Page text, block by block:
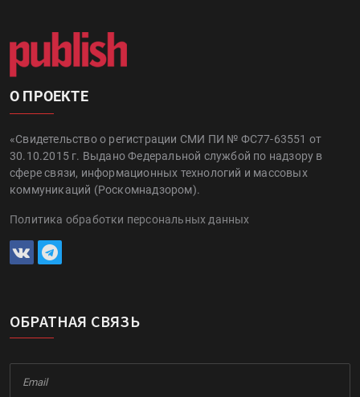
О ПРОЕКТЕ
«Свидетельство о регистрации СМИ ПИ № ФС77-63551 от
30.10.2015 г. Выдано Федеральной службой по надзору в
сфере связи, информационных технологий и массовых
коммуникаций (Роскомнадзором).
Политика обработки персональных данных
ОБРАТНАЯ СВЯЗЬ